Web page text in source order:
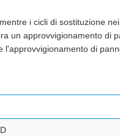
i cicli di sostituzione
un approvvigionamento di
di